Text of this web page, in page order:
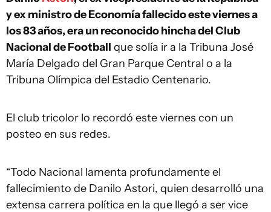
y ex ministro de Economía fallecido este viernes a
los 83 años, era un reconocido hincha del Club
Nacional de Football que solía ir a la Tribuna José
María Delgado del Gran Parque Central o a la
Tribuna Olímpica del Estadio Centenario.
El club tricolor lo recordó este viernes con un
posteo en sus redes.
“Todo Nacional lamenta profundamente el
fallecimiento de Danilo Astori, quien desarrolló una
extensa carrera política en la que llegó a ser vice